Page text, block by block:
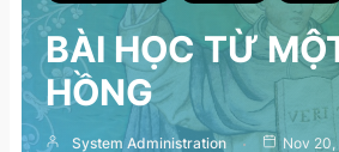
BÀI HỌC TỪ
HỒNG
System Administration
Nov